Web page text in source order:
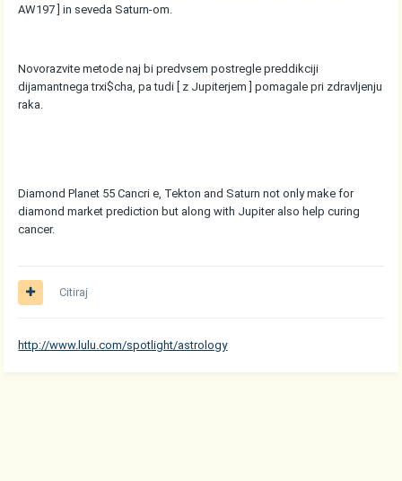
AW197 ] in seveda Saturn-om.
Novorazvite metode naj bi predvsem postregle preddikciji
dijamantnega trxi$cha, pa tudi [ z Jupiterjem ] pomagale pri zdravljenju
raka.
Diamond Planet 55 Cancri e, Tekton and Saturn not only make for
diamond market prediction but along with Jupiter also help curing
cancer.
Citiraj
http://www.lulu.com/spotlight/astrology